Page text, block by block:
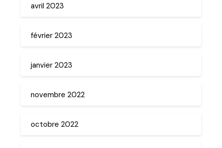
avril 2023
février 2023
janvier 2023
novembre 2022
octobre 2022